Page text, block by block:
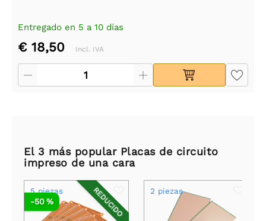
Entregado en 5 a 10 días
€ 18,50 Incl. IVA
El 3 más popular Placas de circuito
impreso de una cara
REDUCIDO
5 piezas
-50 %
2 piezas